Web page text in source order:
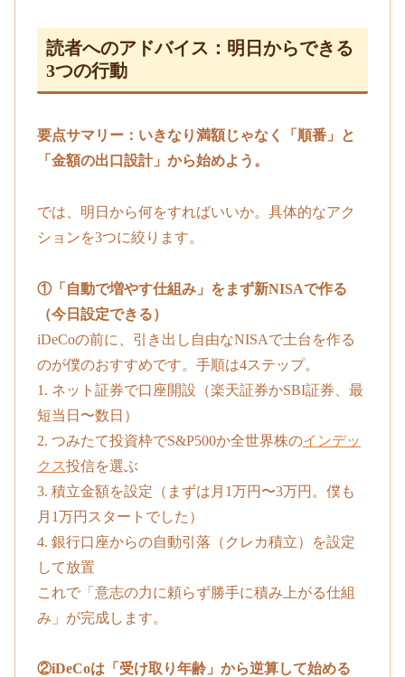
読者へのアドバイス：明日からできる
3つの行動
要点サマリー：いきなり満額じゃなく「順番」と
「金額の出口設計」から始めよう。
では、明日から何をすればいいか。具体的なアク
ションを3つに絞ります。
①「自動で増やす仕組み」をまず新NISAで作る
（今日設定できる）
iDeCoの前に、引き出し自由なNISAで土台を作る
のが僕のおすすめです。手順は4ステップ。
1. ネット証券で口座開設（楽天証券かSBI証券、最
短当日〜数日）
2. つみたて投資枠でS&P500か全世界株のインデッ
クス投信を選ぶ
3. 積立金額を設定（まずは月1万円〜3万円。僕も
月1万円スタートでした）
4. 銀行口座からの自動引落（クレカ積立）を設定
して放置
これで「意志の力に頼らず勝手に積み上がる仕組
み」が完成します。
②iDeCoは「受け取り年齢」から逆算して始める